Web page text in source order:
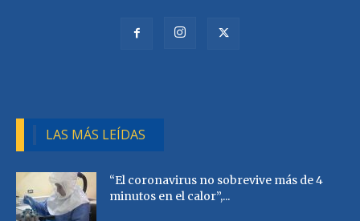
LAS MÁS LEÍDAS
“El coronavirus no sobrevive más de 4
minutos en el calor”,...